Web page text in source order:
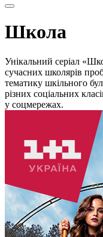
Школа
Унікальний серіал
сучасних школярів
тематику шкільного
різних соціальних
у соцмережах.